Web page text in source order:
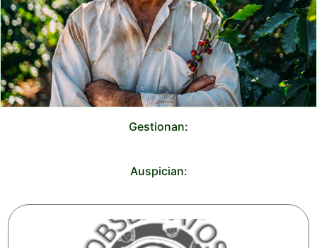
Gestionan:
Auspician: